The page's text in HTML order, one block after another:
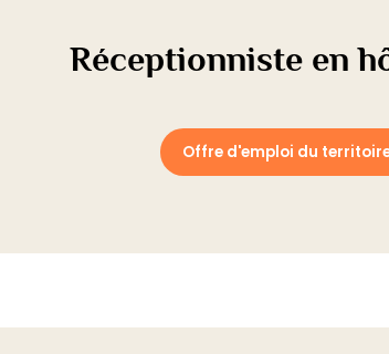
Offre d'emploi du
Réceptionniste en